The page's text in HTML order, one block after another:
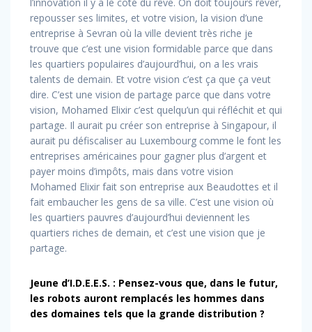
repousser ses limites, et votre vision, la vision d’une
entreprise à Sevran où la ville devient très riche je
trouve que c’est une vision formidable parce que dans
les quartiers populaires d’aujourd’hui, on a les vrais
talents de demain. Et votre vision c’est ça que ça veut
dire. C’est une vision de partage parce que dans votre
vision, Mohamed Elixir c’est quelqu’un qui réfléchit et qui
partage. Il aurait pu créer son entreprise à Singapour, il
aurait pu défiscaliser au Luxembourg comme le font les
entreprises américaines pour gagner plus d’argent et
payer moins d’impôts, mais dans votre vision
Mohamed Elixir fait son entreprise aux Beaudottes et il
fait embaucher les gens de sa ville. C’est une vision où
les quartiers pauvres d’aujourd’hui deviennent les
quartiers riches de demain, et c’est une vision que je
partage.
Jeune d’I.D.E.E.S. : Pensez-vous que, dans le futur,
les robots auront remplacés les hommes dans
des domaines tels que la grande distribution ?